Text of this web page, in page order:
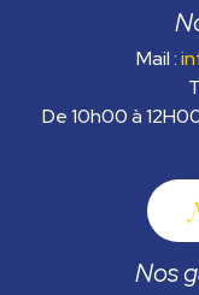
Mail :
De 10h00 à
Nos